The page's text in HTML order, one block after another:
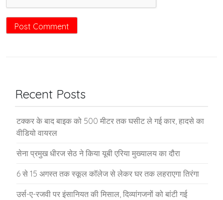
Recent Posts
टक्कर के बाद बाइक को 500 मीटर तक घसीट ले गई कार, हादसे का
वीडियो वायरल
सेना प्रमुख धीरज सेठ ने किया यूबी एरिया मुख्यालय का दौरा
6 से 15 अगस्त तक स्कूल कॉलेज से लेकर घर तक लहराएगा तिरंगा
उर्स-ए-रजवी पर इंसानियत की मिसाल, दिव्यांगजनों को बांटी गई